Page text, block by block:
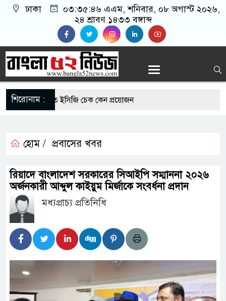
ঢাকা ০৩:৩৫:৪৭ এএম, শনিবার, ০৮ অগাস্ট ২০২৬,
২৪ শ্রাবণ ১৪৩৩ বঙ্গাব্দ
শিরোনাম :নিয়মিত ইসিজি চেক কেন প্রয়োজন
আহ্বান
মাছে মিলল মাইক্রোপ্লাস্টিক, বেশি কই মাছে
বাড়ীর মোঃ আঃ খালেকের ইন্তেকাল
ব্যবসায়িক অগ্রযাত্রায় নতুন অধ্যায়
স্থিতিশীল সরকার,প্রবাসীদের বিনিয়োগের এখনই
হোম / প্রবাসের খবর
রিয়াদে বাংলাদেশ সরকারের সিআইপি সম্মাননা ২০২৬
অর্জনকারী আব্দুল কাইয়ুম মির্জাকে সংবর্ধনা প্রদান
মধ্যপ্রাচ্য প্রতিনিধি